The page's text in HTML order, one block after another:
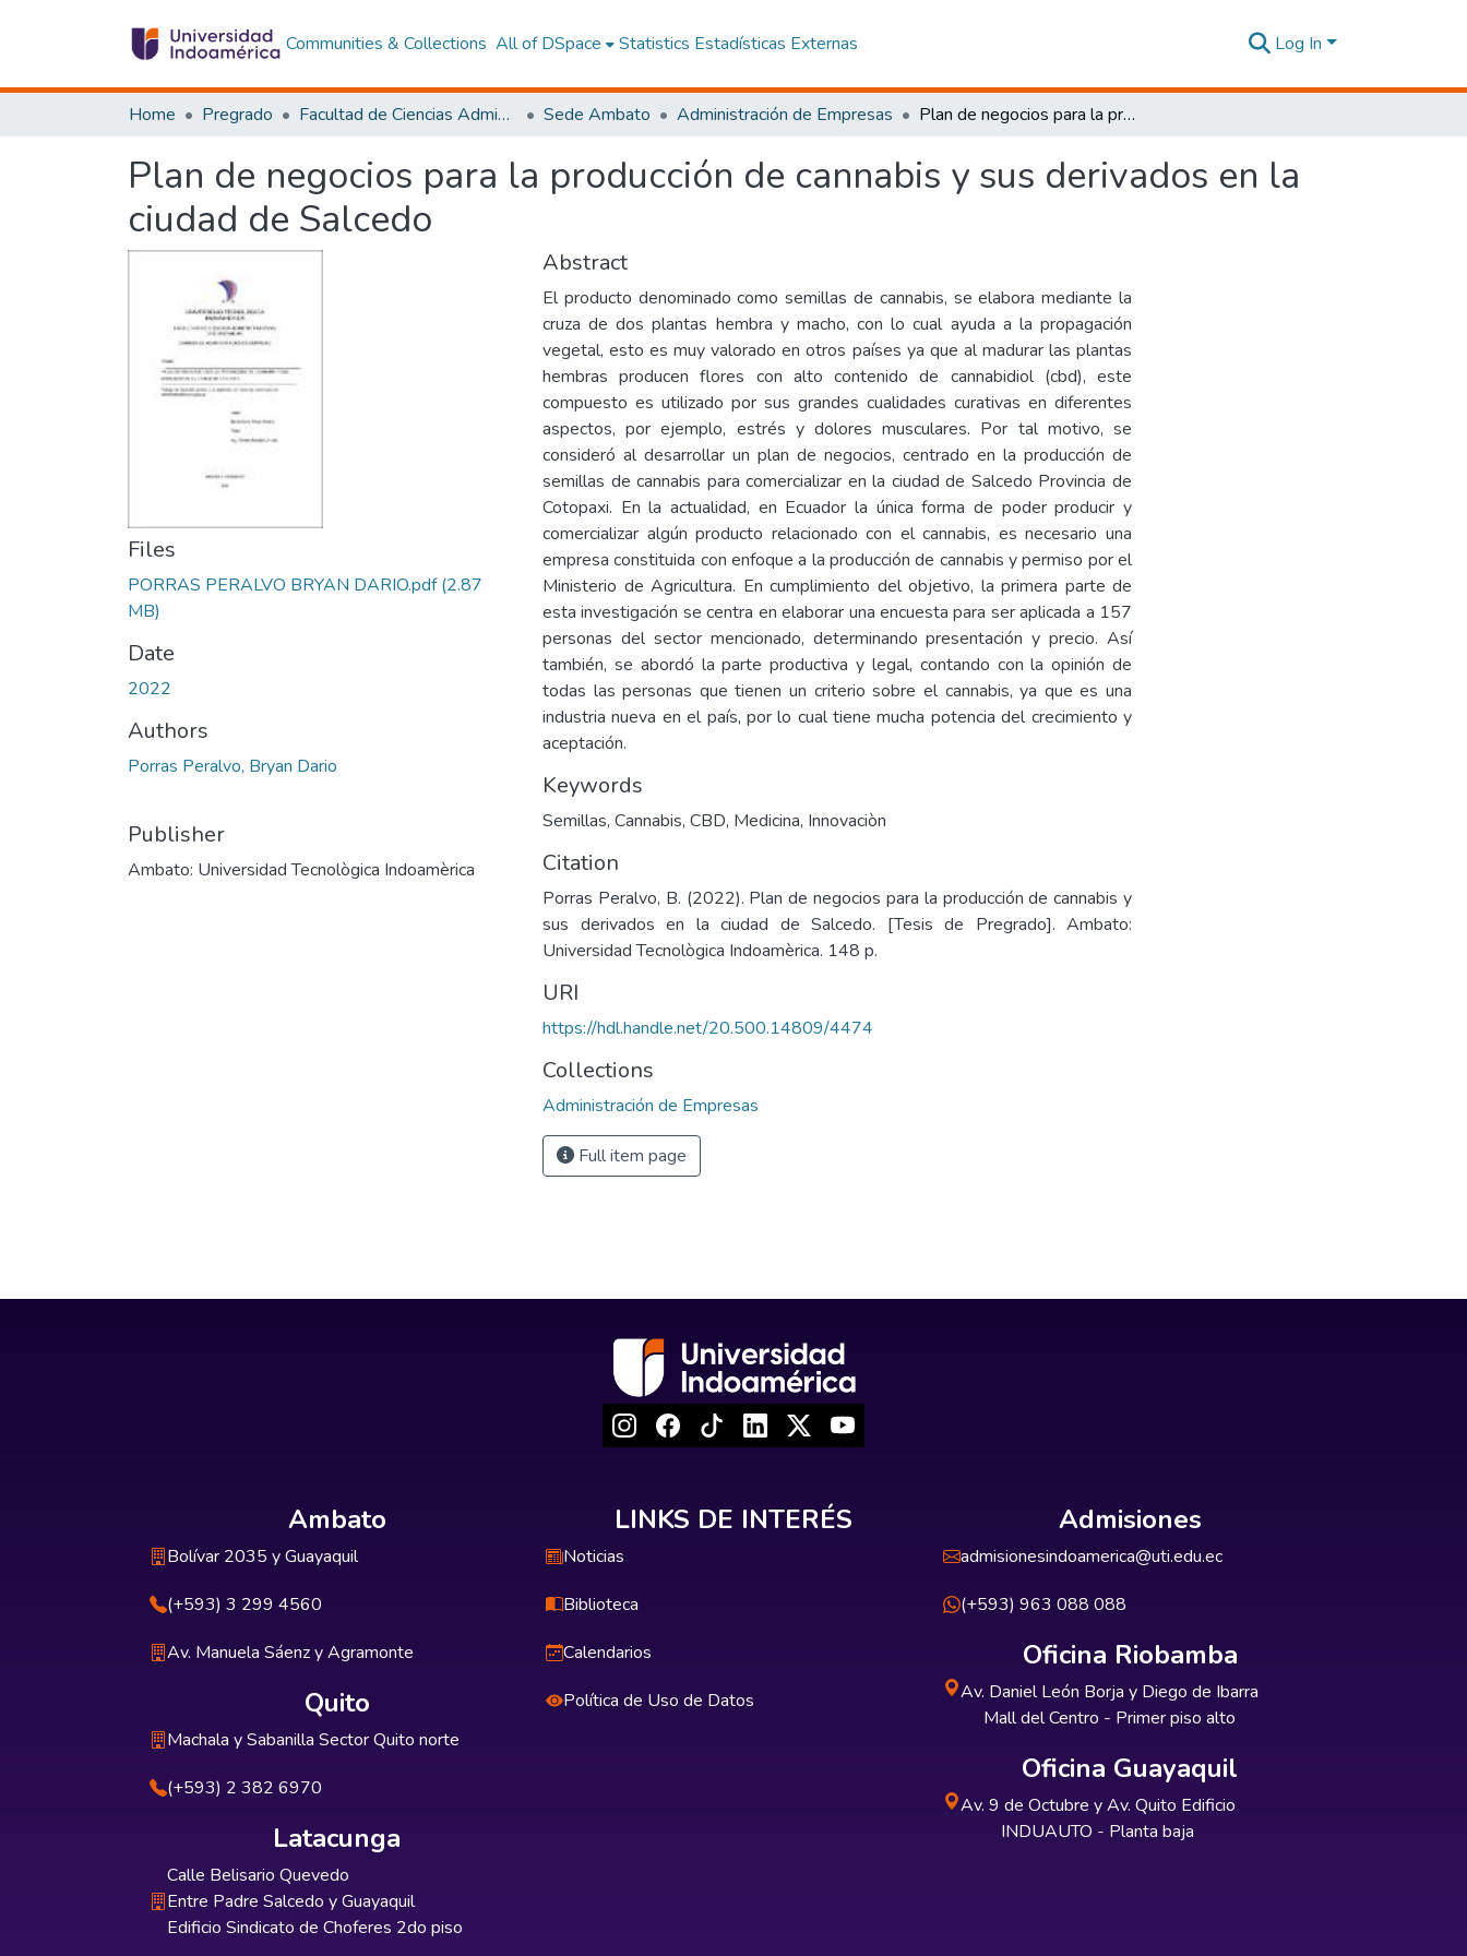
Communities & Collections All of DSpace Statistics Estadísticas Externas Log In
Home Pregrado Facultad de Ciencias Administrativas y Económicas Sede Ambato Administración de Empresas Plan de negocios para la producción de cannabis y sus derivados en la ciudad de Salcedo
Plan de negocios para la producción de cannabis y sus derivados en la
ciudad de Salcedo
Files
PORRAS PERALVO BRYAN DARIO.pdf(2.87
MB)
Date
2022
Authors
Porras Peralvo, Bryan Dario
Publisher
Ambato: Universidad Tecnològica Indoamèrica
Abstract
El producto denominado como semillas de cannabis, se elabora mediante la
cruza de dos plantas hembra y macho, con lo cual ayuda a la propagación
vegetal, esto es muy valorado en otros países ya que al madurar las plantas
hembras producen flores con alto contenido de cannabidiol (cbd), este
compuesto es utilizado por sus grandes cualidades curativas en diferentes
aspectos, por ejemplo, estrés y dolores musculares. Por tal motivo, se
consideró al desarrollar un plan de negocios, centrado en la producción de
semillas de cannabis para comercializar en la ciudad de Salcedo Provincia de
Cotopaxi. En la actualidad, en Ecuador la única forma de poder producir y
comercializar algún producto relacionado con el cannabis, es necesario una
empresa constituida con enfoque a la producción de cannabis y permiso por el
Ministerio de Agricultura. En cumplimiento del objetivo, la primera parte de
esta investigación se centra en elaborar una encuesta para ser aplicada a 157
personas del sector mencionado, determinando presentación y precio. Así
también, se abordó la parte productiva y legal, contando con la opinión de
todas las personas que tienen un criterio sobre el cannabis, ya que es una
industria nueva en el país, por lo cual tiene mucha potencia del crecimiento y
aceptación.
Keywords
Semillas, Cannabis, CBD, Medicina, Innovaciòn
Citation
Porras Peralvo, B. (2022). Plan de negocios para la producción de cannabis y
sus derivados en la ciudad de Salcedo. [Tesis de Pregrado]. Ambato:
Universidad Tecnològica Indoamèrica. 148 p.
URI
https://hdl.handle.net/20.500.14809/4474
Collections
Administración de Empresas
Full item page
Ambato
Bolívar 2035 y Guayaquil
(+593) 3 299 4560
Av. Manuela Sáenz y Agramonte
Quito
Machala y Sabanilla Sector Quito norte
(+593) 2 382 6970
Latacunga
Calle Belisario Quevedo
Entre Padre Salcedo y Guayaquil
Edificio Sindicato de Choferes 2do piso
LINKS DE INTERÉS
Noticias
Biblioteca
Calendarios
Política de Uso de Datos
Admisiones
admisionesindoamerica@uti.edu.ec
(+593) 963 088 088
Oficina Riobamba
Av. Daniel León Borja y Diego de Ibarra
Mall del Centro - Primer piso alto
Oficina Guayaquil
Av. 9 de Octubre y Av. Quito Edificio
INDUAUTO - Planta baja